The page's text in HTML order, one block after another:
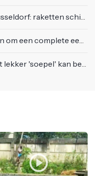
schieten het publiek in
eendenfamilie te redden
kan bewegen op podium